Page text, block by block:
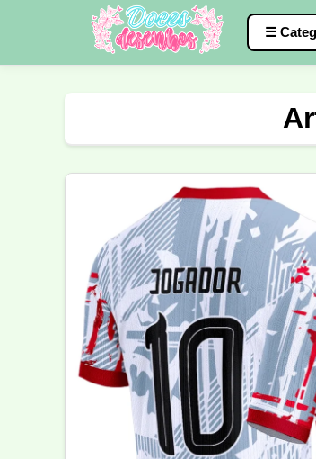
☰
Carnaval Natal
Motocross Ciclismo
Língua Portuguesa